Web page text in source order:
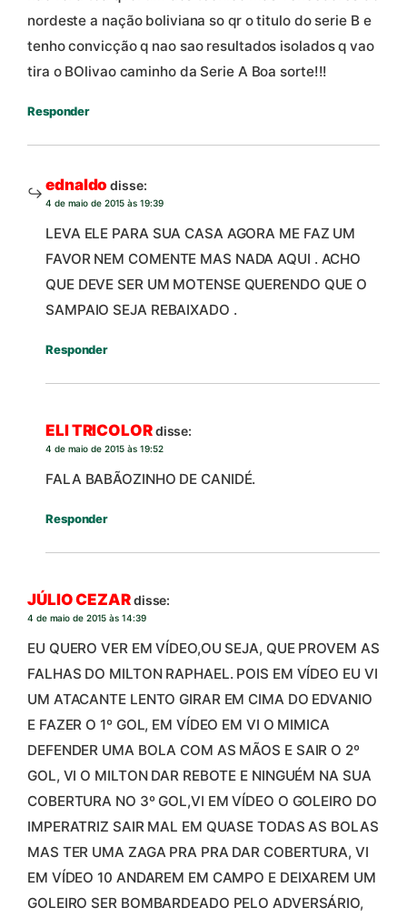
nordeste a nação boliviana so qr o titulo do serie B e
tenho convicção q nao sao resultados isolados q vao
tira o BOlivao caminho da Serie A Boa sorte!!!
Responder
ednaldo disse:
4 de maio de 2015 às 19:39
LEVA ELE PARA SUA CASA AGORA ME FAZ UM
FAVOR NEM COMENTE MAS NADA AQUI . ACHO
QUE DEVE SER UM MOTENSE QUERENDO QUE O
SAMPAIO SEJA REBAIXADO .
Responder
ELI TRICOLORdisse:
4 de maio de 2015 às 19:52
FALA BABÃOZINHO DE CANIDÉ.
Responder
JÚLIO CEZARdisse:
4 de maio de 2015 às 14:39
EU QUERO VER EM VÍDEO,OU SEJA, QUE PROVEM AS
FALHAS DO MILTON RAPHAEL. POIS EM VÍDEO EU VI
UM ATACANTE LENTO GIRAR EM CIMA DO EDVANIO
E FAZER O 1º GOL, EM VÍDEO EM VI O MIMICA
DEFENDER UMA BOLA COM AS MÃOS E SAIR O 2º
GOL, VI O MILTON DAR REBOTE E NINGUÉM NA SUA
COBERTURA NO 3º GOL,VI EM VÍDEO O GOLEIRO DO
IMPERATRIZ SAIR MAL EM QUASE TODAS AS BOLAS
MAS TER UMA ZAGA PRA PRA DAR COBERTURA, VI
EM VÍDEO 10 ANDAREM EM CAMPO E DEIXAREM UM
GOLEIRO SER BOMBARDEADO PELO ADVERSÁRIO,